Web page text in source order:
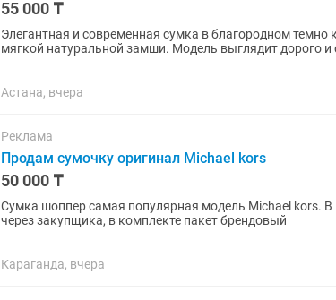
55 000 ₸
Элегантная и современная сумка в благородном темно
мягкой натуральной замши. Модель выглядит дорого и
Астана, вчера
Реклама
Продам сумочку оригинал Michael kors
50 000 ₸
Сумка шоппер самая популярная модель Michael kors.
через закупщика, в комплекте пакет брендовый
Караганда, вчера